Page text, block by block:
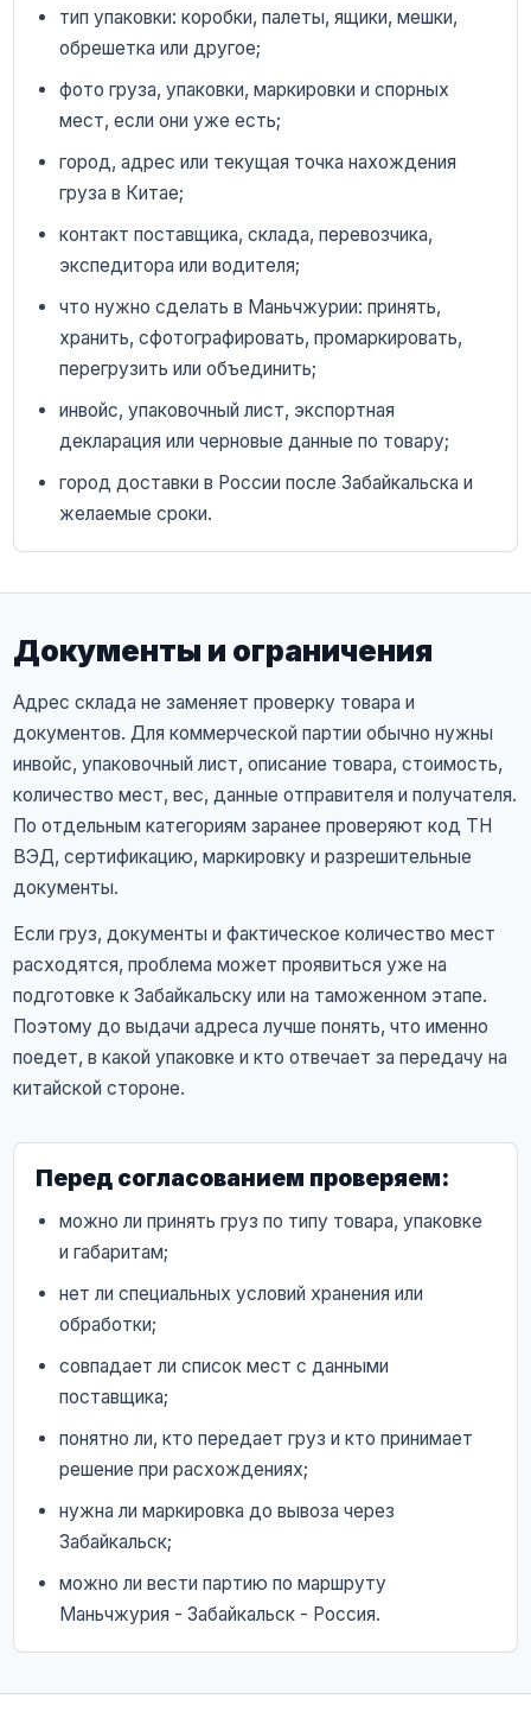
тип упаковки: коробки, палеты, ящики, мешки,
обрешетка или другое;
фото груза, упаковки, маркировки и спорных
мест, если они уже есть;
город, адрес или текущая точка нахождения
груза в Китае;
контакт поставщика, склада, перевозчика,
экспедитора или водителя;
что нужно сделать в Маньчжурии: принять,
хранить, сфотографировать, промаркировать,
перегрузить или объединить;
инвойс, упаковочный лист, экспортная
декларация или черновые данные по товару;
город доставки в России после Забайкальска и
желаемые сроки.
Документы и ограничения
Адрес склада не заменяет проверку товара и
документов. Для коммерческой партии обычно нужны
инвойс, упаковочный лист, описание товара, стоимость,
количество мест, вес, данные отправителя и получателя.
По отдельным категориям заранее проверяют код ТН
ВЭД, сертификацию, маркировку и разрешительные
документы.
Если груз, документы и фактическое количество мест
расходятся, проблема может проявиться уже на
подготовке к Забайкальску или на таможенном этапе.
Поэтому до выдачи адреса лучше понять, что именно
поедет, в какой упаковке и кто отвечает за передачу на
китайской стороне.
Перед согласованием проверяем:
можно ли принять груз по типу товара, упаковке
и габаритам;
нет ли специальных условий хранения или
обработки;
совпадает ли список мест с данными
поставщика;
понятно ли, кто передает груз и кто принимает
решение при расхождениях;
нужна ли маркировка до вывоза через
Забайкальск;
можно ли вести партию по маршруту
Маньчжурия - Забайкальск - Россия.